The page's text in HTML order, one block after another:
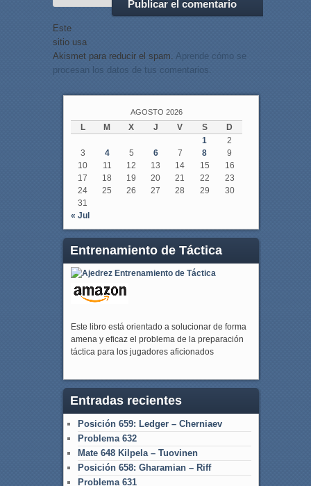
Este
sitio usa
Akismet para reducir el spam. Aprende cómo se
procesan los datos de tus comentarios.
AGOSTO 2026
L M X J V S
D
1
2
3
4 5 6 7 8
9
10
11 12 13 14 15
16
17
18 19 20 21 22
23
24
25 26 27 28 29
30
31
« Jul
Entrenamiento de Táctica
Este libro está orientado a solucionar de forma
amena y eficaz el problema de la preparación
táctica para los jugadores aficionados
Entradas recientes
Posición 659: Ledger – Cherniaev
Problema 632
Mate 648 Kilpela – Tuovinen
Posición 658: Gharamian – Riff
Problema 631